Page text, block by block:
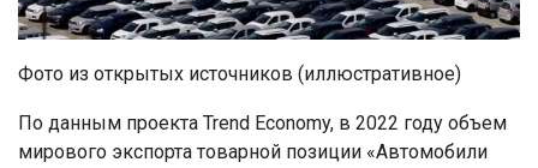
Фото из открытых источников (иллюстративное)
По данным проекта Trend Economy, в 2022 году объем
мирового экспорта товарной позиции «Автомобили